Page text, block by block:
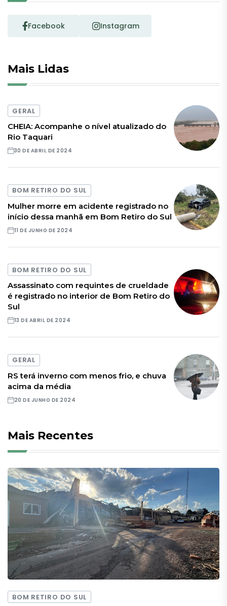
Facebook Instagram
Mais Lidas
GERAL
CHEIA: Acompanhe o nível atualizado do
Rio Taquari
30 DE ABRIL DE 2024
BOM RETIRO DO SUL
Mulher morre em acidente registrado no
início dessa manhã em Bom Retiro do Sul
11 DE JUNHO DE 2024
BOM RETIRO DO SUL
Assassinato com requintes de crueldade
é registrado no interior de Bom Retiro do
Sul
13 DE ABRIL DE 2024
GERAL
RS terá inverno com menos frio, e chuva
acima da média
20 DE JUNHO DE 2024
Mais Recentes
BOM RETIRO DO SUL